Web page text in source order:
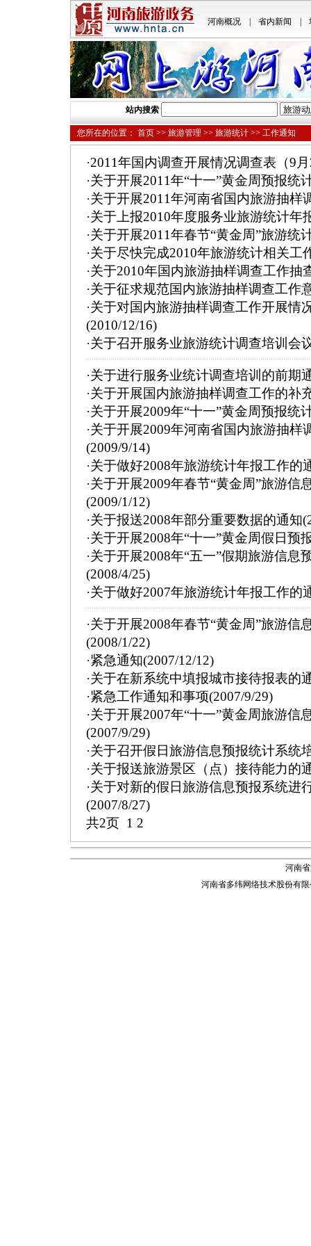
河南概况| 省内新闻
站内搜索
您所在的位置： 首页 >> 旅游管理 >> 旅游统计 >> 工作通知
·2011年国内调查开展情况调查表（9
·关于开展2011年“十一”黄金周预报统
·关于开展2011年河南省国内旅游抽样
·关于上报2010年度服务业旅游统计年
·关于开展2011年春节“黄金周”旅游统
·关于尽快完成2010年旅游统计相关工
·关于2010年国内旅游抽样调查工作抽
·关于征求规范国内旅游抽样调查工作
·关于对国内旅游抽样调查工作开展情
(2010/12/16)
·关于召开服务业旅游统计调查培训会
·关于进行服务业统计调查培训的前期
·关于开展国内旅游抽样调查工作的补
·关于开展2009年“十一”黄金周预报统
·关于开展2009年河南省国内旅游抽样
(2009/9/14)
·关于做好2008年旅游统计年报工作的
·关于开展2009年春节“黄金周”旅游信
(2009/1/12)
·关于报送2008年部分重要数据的通知
·关于开展2008年“十一”黄金周假日预
·关于开展2008年“五一”假期旅游信息
(2008/4/25)
·关于做好2007年旅游统计年报工作的
·关于开展2008年春节“黄金周”旅游信
(2008/1/22)
·紧急通知(2007/12/12)
·关于在新系统中填报城市接待报表的
·紧急工作通知和事项(2007/9/29)
·关于开展2007年“十一”黄金周旅游信
(2007/9/29)
·关于召开假日旅游信息预报统计系统
·关于报送旅游景区（点）接待能力的
·关于对新的假日旅游信息预报系统进
(2007/8/27)
共2页 1 2
河南
河南省多纬网络技术股份有